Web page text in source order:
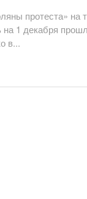
протеста» на
1 декабря
в...